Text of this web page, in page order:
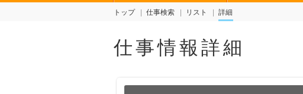
トップ 仕事検索 リスト 詳細
仕事情報詳細